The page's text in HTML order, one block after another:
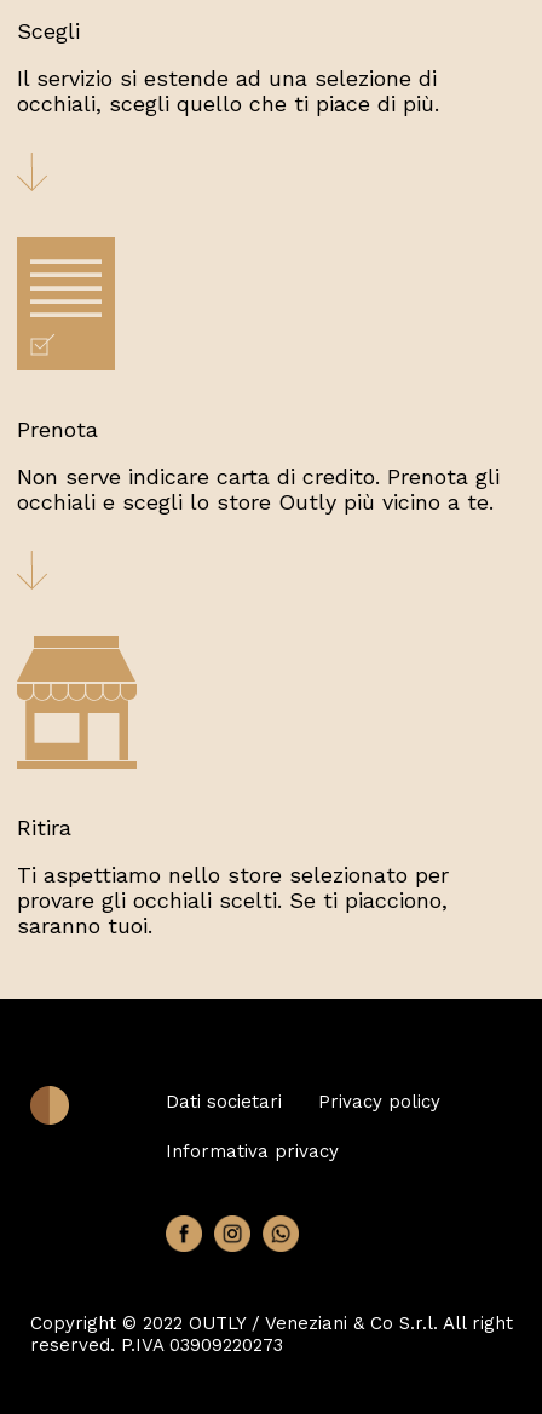
Scegli
Il servizio si estende ad una selezione di
occhiali, scegli quello che ti piace di più.
Prenota
Non serve indicare carta di credito. Prenota gli
occhiali e scegli lo store Outly più vicino a te.
Ritira
Ti aspettiamo nello store selezionato per
provare gli occhiali scelti. Se ti piacciono,
saranno tuoi.
Dati societari Privacy policy
Informativa privacy
Copyright © 2022 OUTLY / Veneziani & Co S.r.l. All right
reserved. P.IVA 03909220273